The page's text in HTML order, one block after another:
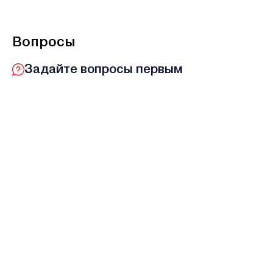
Вопросы
Задайте вопросы первым